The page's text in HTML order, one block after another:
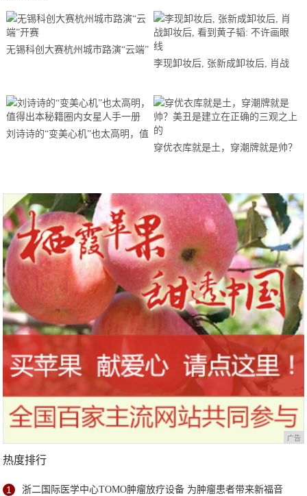
无锡科创大赛杭州城市路演“云端”
李现卸妆后, 张新成卸妆后, 肖战
刘诗诗的“变美心机”也太高明，值
穿优衣库就是土，穿潮牌就是帅？
广告
热度排行
1 浙二国际医学中心TOMO肿瘤放疗设备 为肿瘤患者带来新福音